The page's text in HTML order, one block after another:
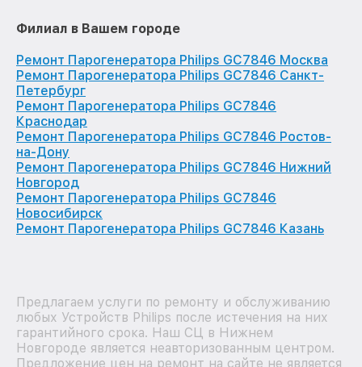
Филиал в Вашем городе
Ремонт Парогенератора Philips GC7846 Москва
Ремонт Парогенератора Philips GC7846 Санкт-
Петербург
Ремонт Парогенератора Philips GC7846
Краснодар
Ремонт Парогенератора Philips GC7846 Ростов-
на-Дону
Ремонт Парогенератора Philips GC7846 Нижний
Новгород
Ремонт Парогенератора Philips GC7846
Новосибирск
Ремонт Парогенератора Philips GC7846 Казань
Предлагаем услуги по ремонту и обслуживанию
любых Устройств Philips после истечения на них
гарантийного срока. Наш СЦ в Нижнем
Новгороде является неавторизованным центром.
Предложение цен на ремонт на сайте не является